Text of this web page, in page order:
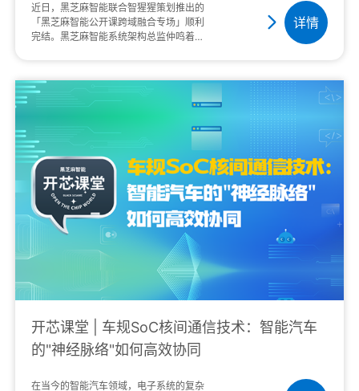
近日，黑芝麻智能联合智猩猩策划推出的
「黑芝麻智能公开课跨域融合专场」顺利
完结。黑芝麻智能系统架构总监仲鸣着重
全智能底座···
详情
开芯课堂 | 车规SoC核间通信技术：智能汽车
的"神经脉络"如何高效协同
在当今的智能汽车领域，电子系统的复杂